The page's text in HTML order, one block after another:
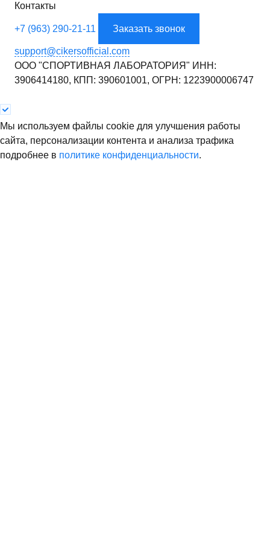
Контакты
+7 (963) 290-21-11 Заказать звонок
support@cikersofficial.com
ООО "СПОРТИВНАЯ ЛАБОРАТОРИЯ" ИНН:
3906414180, КПП: 390601001, ОГРН: 1223900006747
Мы используем файлы cookie для улучшения работы
сайта, персонализации контента и анализа трафика
подробнее в политике конфиденциальности.